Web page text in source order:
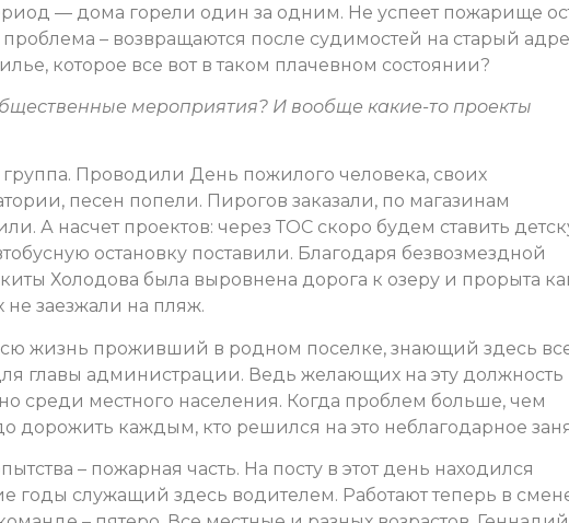
— дома горели один за одним. Не успеет пожарище
– возвращаются после судимостей на старый
которое все вот в таком плачевном состоянии?
мероприятия? И вообще какие-то проекты
Проводили День пожилого человека, своих
песен попели. Пирогов заказали, по магазинам
А насчет проектов: через ТОС скоро будем ставить
остановку поставили. Благодаря безвозмездной
Холодова была выровнена дорога к озеру и прорыта
заезжали на пляж.
жизнь проживший в родном поселке, знающий здесь
главы администрации. Ведь желающих на эту должность
среди местного населения. Когда проблем больше, чем
дорожить каждым, кто решился на это неблагодарное
– пожарная часть. На посту в этот день находился
годы служащий здесь водителем. Работают теперь в